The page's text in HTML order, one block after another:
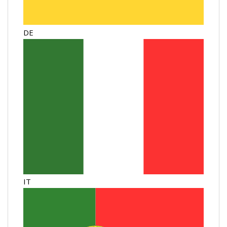
DE
IT